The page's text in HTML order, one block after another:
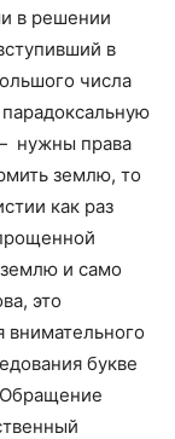
в решении
в
числа
нужны права
землю, то
как раз
и само
это
букве